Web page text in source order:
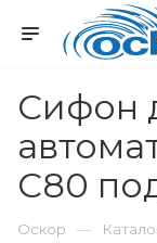
Сифон
C80
Оскор —